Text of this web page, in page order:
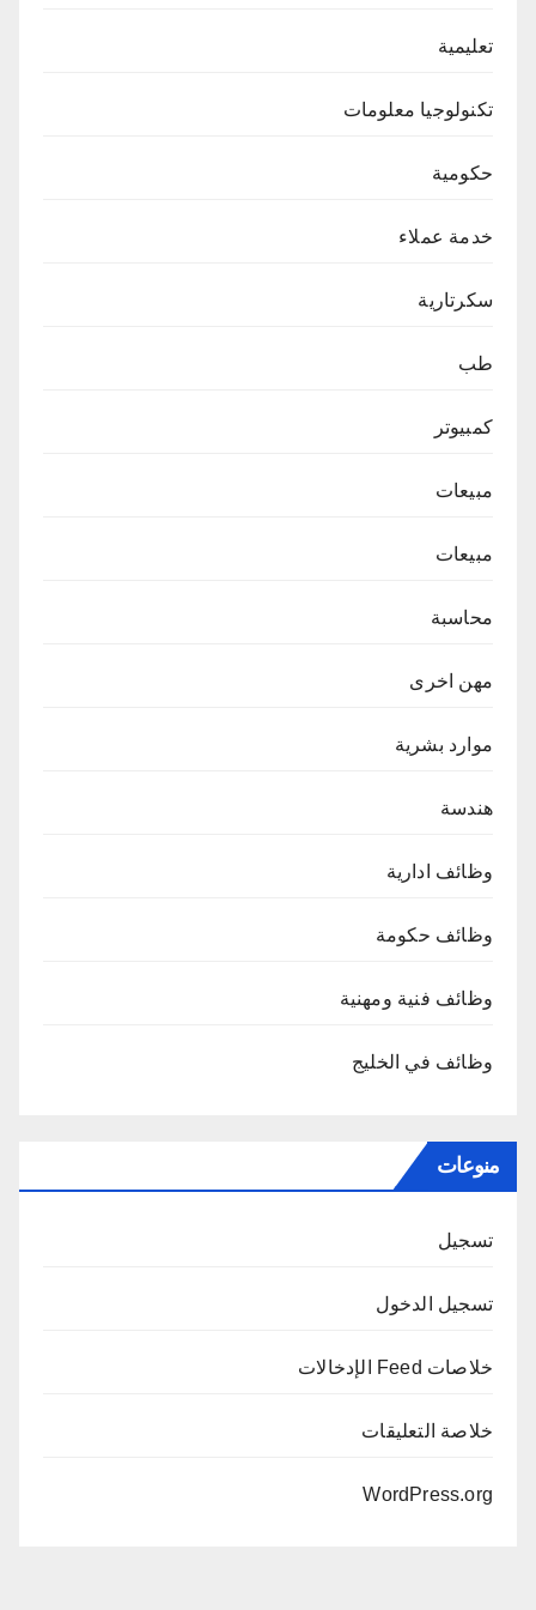
تعليمية
تكنولوجيا معلومات
حكومية
خدمة عملاء
سكرتارية
طب
كمبيوتر
مبيعات
مبيعات
محاسبة
مهن اخرى
موارد بشرية
هندسة
وظائف ادارية
وظائف حكومة
وظائف فنية ومهنية
وظائف في الخليج
منوعات
تسجيل
تسجيل الدخول
خلاصات Feed الإدخالات
خلاصة التعليقات
WordPress.org